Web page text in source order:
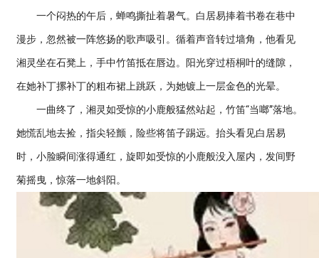
一个闷热的午后，蝉鸣撕扯着暑气。白居易捧着书卷在巷中
漫步，忽然被一阵悠扬的歌声吸引。循着声音转过墙角，他看见
湘灵坐在石凳上，手中竹笛抵在唇边。阳光穿过梧桐叶的缝隙，
在她补丁摞补丁的粗布裙上跳跃，为她镀上一层金色的光晕。
一曲终了，湘灵如受惊的小鹿般猛然站起，竹笛“当啷”落地。
她慌乱地去捡，指尖轻颤，险些将笛子踢远。抬头看见白居易
时，小脸瞬间涨得通红，旋即如受惊的小鹿般没入屋内，发间野
菊摇曳，惊落一地斜阳。